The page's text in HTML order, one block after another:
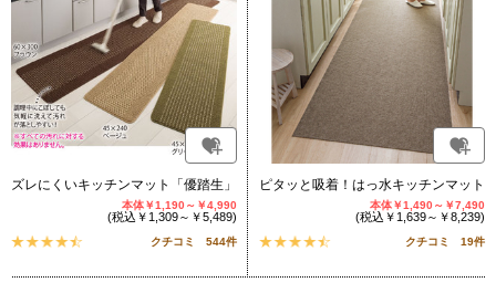
ズレにくいキッチンマット「優踏生」
本体￥1,190～￥4,990
(税込￥1,309～￥5,489)
クチコミ 544件
ピタッと吸着！はっ水キッチンマット
本体￥1,490～￥7,490
(税込￥1,639～￥8,239)
クチコミ 19件